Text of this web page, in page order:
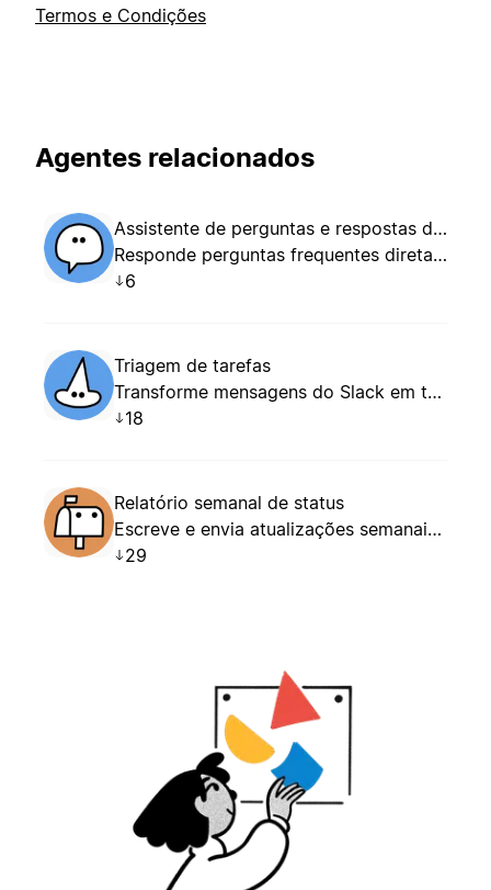
Termos e Condições
Agentes relacionados
Assistente de perguntas e respostas do Slack
Responde perguntas frequentes diretamente no Slack.
6
Triagem de tarefas
Transforme mensagens do Slack em tarefas
18
Relatório semanal de status
Escreve e envia atualizações semanais de status.
29